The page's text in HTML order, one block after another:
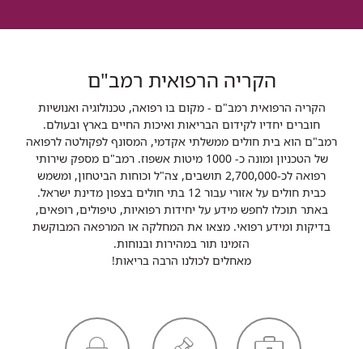
הקריה הרפואית רמב"ם
הקריה הרפואית רמב"ם - מקום בו רפואה, טכנולוגיה ואנושיות
חוברים יחדיו לקידום הבריאות ואיכות החיים בארץ ובעולם.
רמב"ם הוא בית חולים ממשלתי אקדמי, המסונף לפקולטה לרפואה
של הטכניון ומונה כ- 1000 מיטות אשפוז. רמב"ם מספק שירותי
רפואה לכ-2,700,000 תושבים, צה"ל וכוחות הביטחון, ומשמש
כבית חולים על אזורי עבור 12 בתי חולים בצפון מדינת ישראל.
באתר תוכלו לחפש מידע על יחידות רפואיות, טיפולים, רופאים,
בדיקות ומידע רפואי. מצאו את המחלקה או המרפאה המבוקשת
הזמינו תור במהירות ובנוחות.
מאחלים לכולנו הרבה בריאות!